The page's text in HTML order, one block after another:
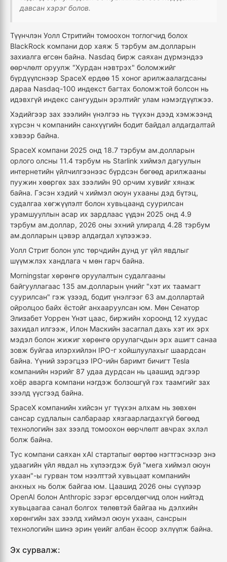
давсан хэрэг болов.
Түүнчлэн Уолл Стритийн томоохон тоглогчид болох
BlackRock компани дор хаяж 5 тэрбум ам.долларын
захиалга өгсөн байна. Nasdaq бирж саяхан дүрмэндээ
өөрчлөлт оруулж "Хурдан нэвтрэх" боломжийг
бүрдүүлснээр SpaceX ердөө 15 хоног арилжаалагдсаны
дараа Nasdaq-100 индекст багтах боломжтой болсон нь
идэвхгүй индекс сангуудын эрэлтийг улам нэмэгдүүлжээ.
Хэдийгээр зах зээлийн үнэлгээ нь түүхэн дээд хэмжээнд
хүрсэн ч компанийн санхүүгийн бодит байдал алдагдалтай
хэвээр байна.
SpaceX компани 2025 онд 18.7 тэрбум ам.долларын
орлого олсны 11.4 тэрбум нь Starlink хиймэл дагуулын
интернетийн үйлчилгээнээс бүрдсэн бөгөөд арилжааны
пуужин хөөргөх зах зээлийн 90 орчим хувийг хянаж
байна. Гэсэн хэдий ч хиймэл оюун ухааны дэд бүтэц,
судалгаа хөгжүүлэлт болон хувьцаанд суурилсан
урамшууллын асар их зардлаас үүдэн 2025 онд 4.9
тэрбум ам.доллар, 2026 оны эхний улиралд 4.28 тэрбум
ам.долларын цэвэр алдагдал хүлээжээ.
Уолл Стрит болон улс төрчдийн дунд уг үйл явдлыг
шүүмжлэх хандлага ч мөн гарч байна.
Morningstar хөрөнгө оруулалтын судалгааны
байгууллагаас 135 ам.долларын үнийг "хэт их таамагт
суурилсан" гэж үзээд, бодит үнэлгээг 63 ам.доллартай
ойролцоо байх ёстойг анхааруулсан юм. Мөн Сенатор
Элизабет Уоррен Үнэт цаас, биржийн хороонд 12 хуудас
захидал илгээж, Илон Маскийн засаглал дахь хэт их эрх
мэдэл болон жижиг хөрөнгө оруулагчдын эрх ашигт санаа
зовж буйгаа илэрхийлэн IPO-г хойшлуулахыг шаардсан
байна. Үүний зэрэгцээ IPO-ийн баримт бичигт Tesla
компанийн нэрийг 87 удаа дурдсан нь цаашид эдгээр
хоёр аварга компани нэгдэж болзошгүй гэх таамгийг зах
зээлд үүсгээд байна.
SpaceX компанийн хийсэн уг түүхэн алхам нь зөвхөн
сансар судлалын салбараар хязгаарлагдахгүй бөгөөд
технологийн зах зээлд томоохон өөрчлөлт авчрах эхлэл
болж байна.
Тус компани саяхан xAI стартапыг өөртөө нэгтгэснээр энэ
удаагийн үйл явдал нь хүлээгдэж буй "мега хиймэл оюун
ухаан"-ы гурван том нээлттэй хувьцаат компанийн
анхных нь болж байгаа юм. Цаашид 2026 оны сүүлээр
OpenAI болон Anthropic зэрэг өрсөлдөгчид олон нийтэд
хувьцаагаа санал болгох төлөвтэй байгаа нь дэлхийн
хөрөнгийн зах зээлд хиймэл оюун ухаан, сансрын
технологийн шинэ эрин үеийг албан ёсоор эхлүүлж байна.
Эх сурвалж: